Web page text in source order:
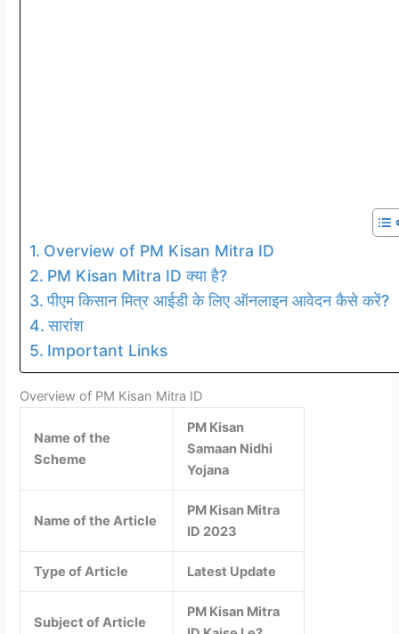
Overview of PM Kisan Mitra ID
PM Kisan Mitra ID क्या है?
पीएम किसान मित्र आईडी के लिए ऑनलाइन आवेदन कैसे करें?
सारांश
Important Links
Overview of PM Kisan Mitra ID
Name of the
Scheme
PM Kisan
Samaan Nidhi
Yojana
Name of the Article
PM Kisan Mitra
ID 2023
Type of Article Latest Update
Subject of Article
PM Kisan Mitra